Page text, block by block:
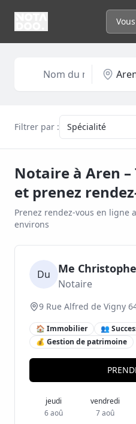
Filtrer par : Spécialité
Notaire à Aren
et prenez
Prenez rendez-vous en ligne
environs
Du Me
Notaire
9 Rue Alfred de Vigny
🏠 Immobilier 👥
💰 Gestion de patrimoine
jeudi
6 aoû
vendredi
7 aoû